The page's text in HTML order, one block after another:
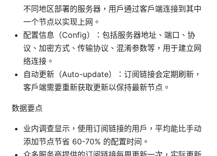
不同地区部署的服务器，用户通过客户端连接到其中
一个节点以实现上网。
配置信息（Config）：包括服务器地址、端口、协
议、加密方式、传输协议、混淆参数等，用于建立网
络连接。
自动更新（Auto-update）：订阅链接会定期刷新，
客户端需要重新获取更新以保持最新节点。
数据要点
业内调查显示，使用订阅链接的用户，平均能比手动
添加节点节省 60-70% 的配置时间。